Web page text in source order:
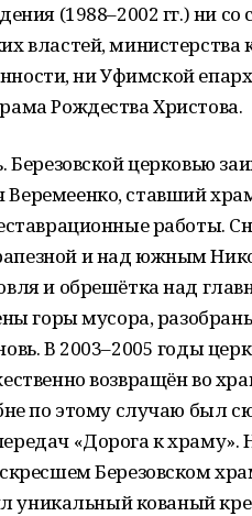
(1988–2002 гг.) ни со
властей, министерства
ни Уфимской
Рождества Христова.
церковью
ставший
работы.
и над южным
и обрешётка над
горы мусора,
В 2003–2005 годы
возвращён во
по этому случаю был
«Дорога к храму».
Березовском
уникальный кованый